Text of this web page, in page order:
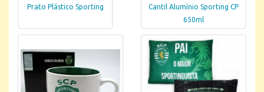
Prato Plástico Sporting
Cantil Alumínio Sporting CP
650ml